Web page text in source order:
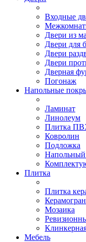
Входные
Двери из
Двери для
Двери
Двери
Дверная
Погонаж
Напольные
Ламинат
Линолеум
Плитка
Ковролин
Подложка
Напольный
Плитка
Плитка
Мозаика
Мебель